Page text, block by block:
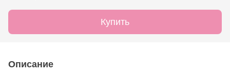
Купить
Описание